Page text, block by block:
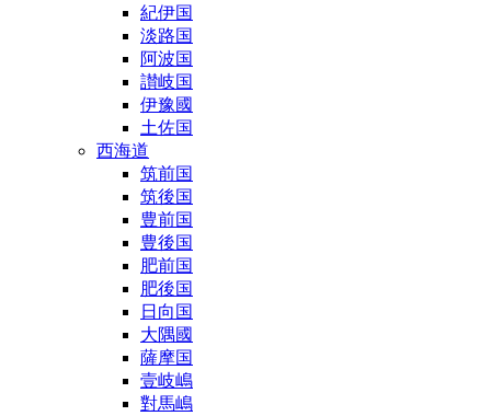
紀伊国
淡路国
阿波国
讃岐国
伊豫國
土佐国
西海道
筑前国
筑後国
豊前国
豊後国
肥前国
肥後国
日向国
大隅國
薩摩国
壹岐嶋
對馬嶋